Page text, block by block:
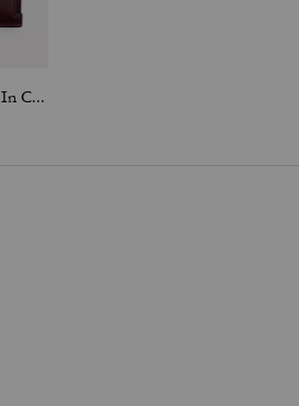
New York Zip Card Case In Colorblock